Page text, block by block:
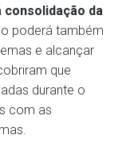
da
poderá também
e alcançar
que
durante o
com as